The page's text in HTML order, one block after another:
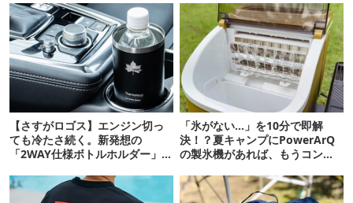
【さすがロゴス】エンジン切っ
ても冷たさ続く。新発想の
「2WAY仕様ボトルホルダー」が
「氷がない…」を10分で即解
決！？夏キャンプにPowerArQ
の製氷機があれば、もうコンビ